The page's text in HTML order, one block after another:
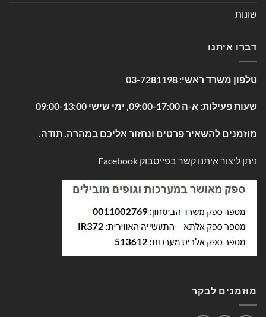
שונות
דברו איתנו
טלפון משרד ראשי: 03-7281198
שעות פעילות: א-ה 09:00-17:00, ימי שישי 09:00-13:00
מוזמנים להשאיר פרטים ונחזור אליכם במהרה. תודה.
ניתן ליצור איתנו קשר בפייסבוק Facebook
מוזמנים לבקר